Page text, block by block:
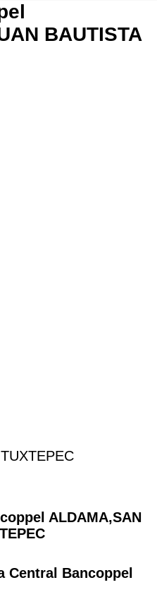
BAUTISTA
ALDAMA,SAN
Central Bancoppel